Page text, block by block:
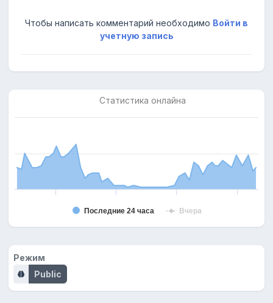
Чтобы написать комментарий необходимо Войти в
учетную запись
Последние 24 часа Вчера
Статистика онлайна
Режим
Public